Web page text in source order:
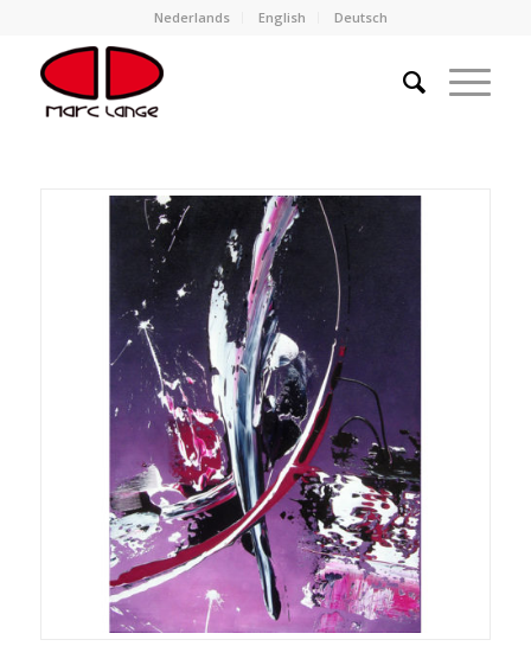
Nederlands English Deutsch